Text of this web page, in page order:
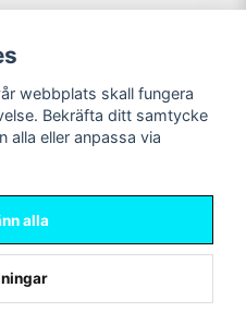
konto
Logga in
dig
lösenord?
webbplats skall fungera
Bekräfta ditt samtycke
alla eller anpassa via
alla